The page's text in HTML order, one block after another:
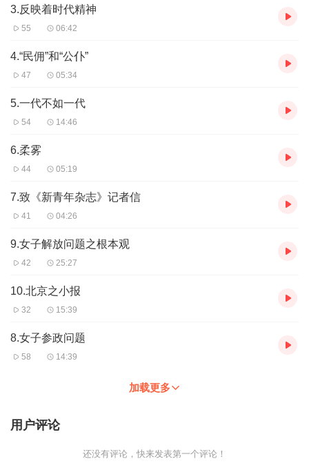
3.反映着时代精神
55 06:42
4.“民佣”和“公仆”
47 05:34
5.一代不如一代
54 14:46
6.柔雾
44 05:19
7.致《新青年杂志》记者信
41 04:26
9.女子解放问题之根本观
42 25:27
10.北京之小报
32 15:39
8.女子参政问题
58 14:39
加载更多
用户评论
还没有评论，快来发表第一个评论！